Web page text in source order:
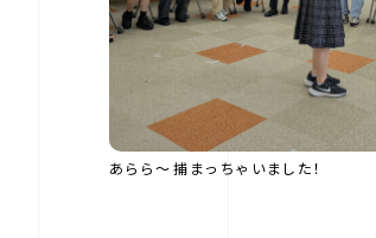
あらら～捕まっちゃいました！